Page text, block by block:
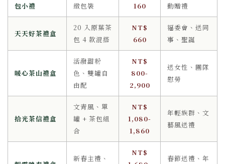
包小禮
緻包裝
160
動贈禮
天天好茶禮盒
20 入原葉茶
包 4 款混搭
NT$
660
福委會、送同
事、聖誕
暖心茶山禮盒
活潑甜粉
色、雙罐自
由配
NT$
800-
2,900
送女性、團隊
慰勞
拾光茶信禮盒
文青風、單
罐 + 茶包組
合
NT$
1,080-
1,860
年輕族群、文
藝風送禮
新春主禮、
NT$
春節送禮、年